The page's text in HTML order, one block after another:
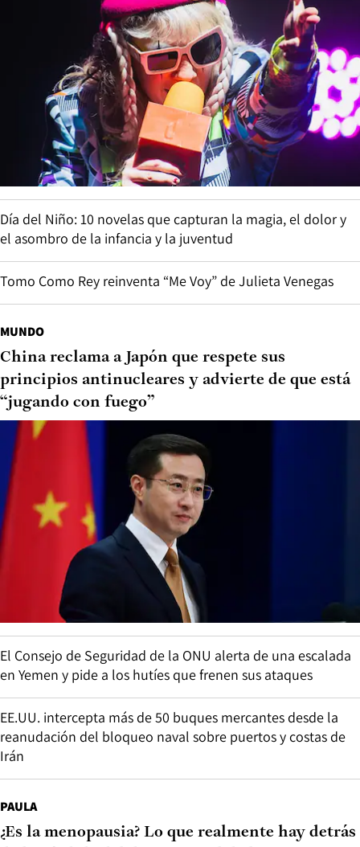
Día del Niño: 10 novelas que capturan la magia, el dolor y
el asombro de la infancia y la juventud
Tomo Como Rey reinventa “Me Voy” de Julieta Venegas
MUNDO
China reclama a Japón que respete sus
principios antinucleares y advierte de que está
“jugando con fuego”
El Consejo de Seguridad de la ONU alerta de una escalada
en Yemen y pide a los hutíes que frenen sus ataques
EE.UU. intercepta más de 50 buques mercantes desde la
reanudación del bloqueo naval sobre puertos y costas de
Irán
PAULA
¿Es la menopausia? Lo que realmente hay detrás